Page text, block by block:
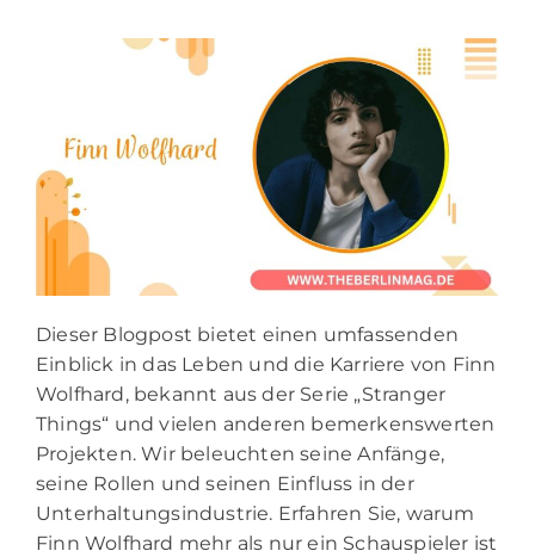
Dieser Blogpost bietet einen umfassenden
Einblick in das Leben und die Karriere von Finn
Wolfhard, bekannt aus der Serie „Stranger
Things“ und vielen anderen bemerkenswerten
Projekten. Wir beleuchten seine Anfänge,
seine Rollen und seinen Einfluss in der
Unterhaltungsindustrie. Erfahren Sie, warum
Finn Wolfhard mehr als nur ein Schauspieler ist